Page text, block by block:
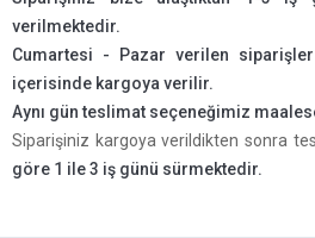
verilmektedir.
Cumartesi - Pazar verilen siparişler
içerisinde kargoya verilir.
Aynı gün teslimat seçeneğimiz
Siparişiniz kargoya verildikten sonra
göre 1 ile 3 iş günü sürmektedir.